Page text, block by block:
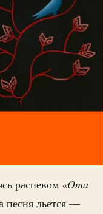
распевом «Oma
песня льется —